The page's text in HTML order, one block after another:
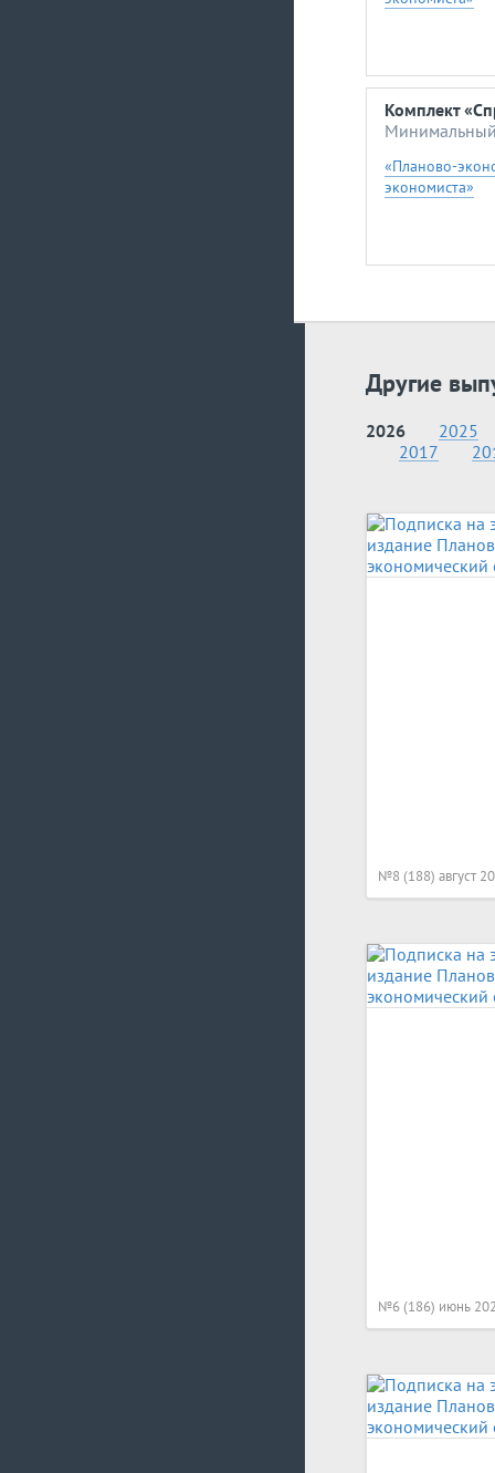
Комплект
«Планово-
экономиста»
Другие
2026
2025
2017
№8 (188) август
№6 (186) июнь